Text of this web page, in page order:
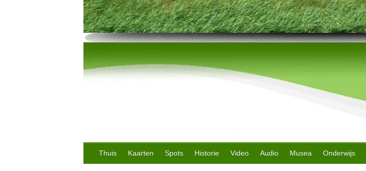
Thuis Kaarten Spots Historie Video Audio Musea Onderwijs